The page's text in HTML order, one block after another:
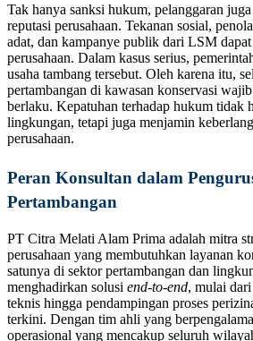
Tak hanya sanksi hukum, pelanggaran
reputasi perusahaan. Tekanan sosial,
adat, dan kampanye publik dari LSM
perusahaan. Dalam kasus serius,
usaha tambang tersebut. Oleh karena itu,
pertambangan di kawasan konservasi
berlaku. Kepatuhan terhadap hukum tidak
lingkungan, tetapi juga menjamin
perusahaan.
Peran Konsultan dalam
Pertambangan
PT Citra Melati Alam Prima adalah mitra
perusahaan yang membutuhkan layanan
satunya di sektor pertambangan dan
menghadirkan solusi end-to-end, mulai
teknis hingga pendampingan proses
terkini. Dengan tim ahli yang
operasional yang mencakup seluruh